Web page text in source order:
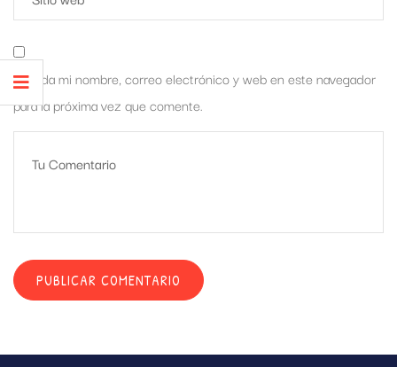
Guarda mi nombre, correo electrónico y web en este navegador
para la próxima vez que comente.